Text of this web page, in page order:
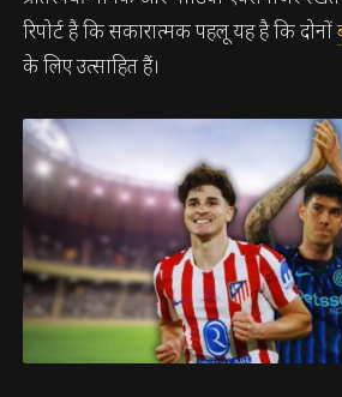
रिपोर्ट है कि सकारात्मक पहलू यह है कि दोनों
के लिए उत्साहित हैं।